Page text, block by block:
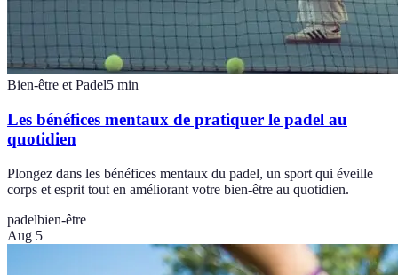
Bien-être et Padel5 min
Les bénéfices mentaux de pratiquer le padel au
quotidien
Plongez dans les bénéfices mentaux du padel, un sport qui éveille
corps et esprit tout en améliorant votre bien-être au quotidien.
padelbien-être
Aug 5